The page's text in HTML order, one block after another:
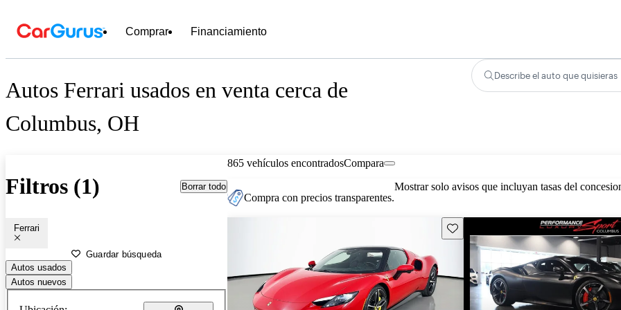
Comprar Financiamiento
Autos Ferrari usados en venta cerca de
Columbus, OH
Describe el auto que quisieras
Filtros (1) Borrar todo
Ferrari
Guardar búsqueda
Autos usados
Autos nuevos
865 vehículos encontradosCompara
Compra con precios transparentes.
Mostrar solo avisos que incluyan tasas del
Guarda este Aviso